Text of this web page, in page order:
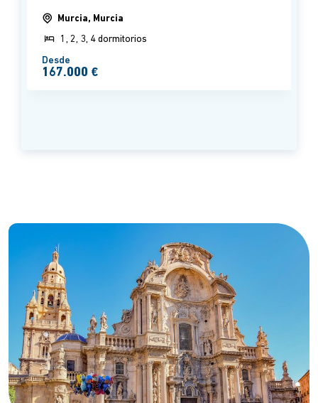
Murcia, Murcia
1, 2, 3, 4 dormitorios
Desde
167.000 €